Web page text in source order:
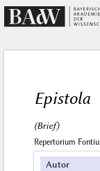
Epistola
(Brief)
Repertorium
Autor